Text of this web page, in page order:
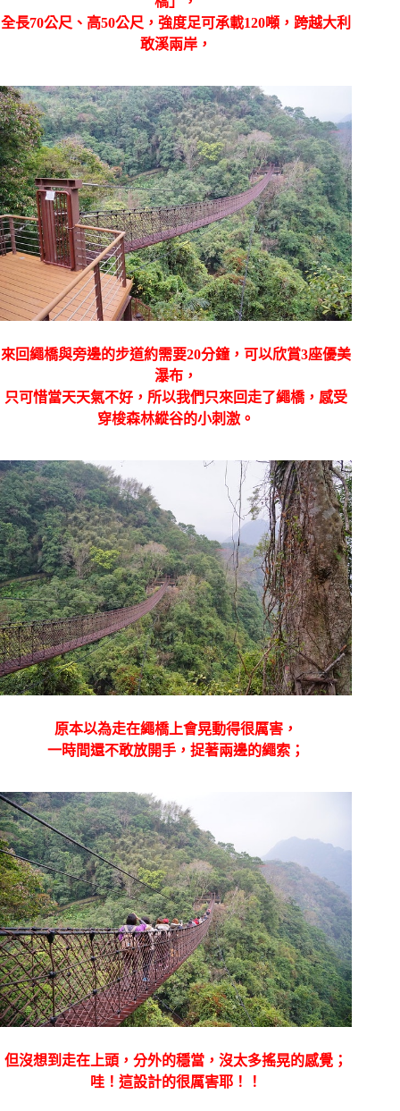
全長70公尺、高50公尺，強度足可承載120噸，跨越大利
敢溪兩岸，
來回繩橋與旁邊的步道約需要20分鐘，可以欣賞3座優美
瀑布，
只可惜當天天氣不好，所以我們只來回走了繩橋，感受
穿梭森林縱谷的小刺激。
原本以為走在繩橋上會晃動得很厲害，
一時間還不敢放開手，捉著兩邊的繩索；
但沒想到走在上頭，分外的穩當，沒太多搖晃的感覺；
哇！這設計的很厲害耶！！